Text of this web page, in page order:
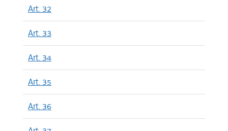
Art. 32
Art. 33
Art. 34
Art. 35
Art. 36